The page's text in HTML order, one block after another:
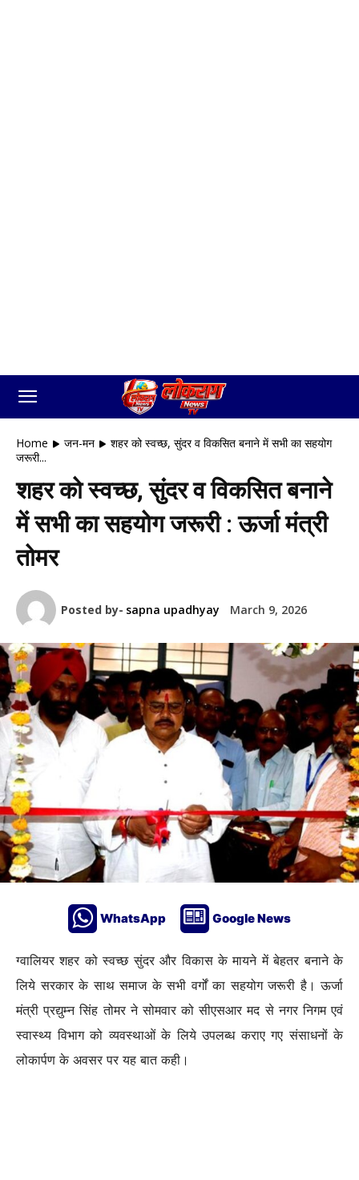
Home जन-मन
शहर को स्वच्छ, सुंदर व विकसित बनाने में सभी का सहयोग
जरूरी...
शहर को स्वच्छ, सुंदर व विकसित बनाने
में सभी का सहयोग जरूरी : ऊर्जा मंत्री
तोमर
Posted by- sapna upadhyay March 9, 2026
WhatsApp Google News
ग्वालियर शहर को स्वच्छ सुंदर और विकास के मायने में बेहतर बनाने के
लिये सरकार के साथ समाज के सभी वर्गों का सहयोग जरूरी है। ऊर्जा
मंत्री प्रद्युम्न सिंह तोमर ने सोमवार को सीएसआर मद से नगर निगम एवं
स्वास्थ्य विभाग को व्यवस्थाओं के लिये उपलब्ध कराए गए संसाधनों के
लोकार्पण के अवसर पर यह बात कही।